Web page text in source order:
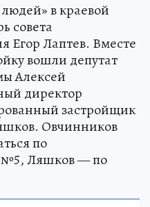
в краевой
совета
Егор Лаптев. Вместе
вошли депутат
Алексей
директор
застройщик
Овчинников
по
№5, Ляшков — по